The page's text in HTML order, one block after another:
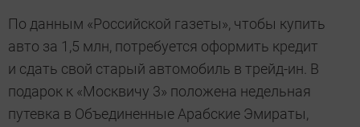
По данным «Российской газеты», чтобы купить
авто за 1,5 млн, потребуется оформить кредит
и сдать свой старый автомобиль в трейд-ин. В
подарок к «Москвичу 3» положена недельная
путевка в Объединенные Арабские Эмираты,